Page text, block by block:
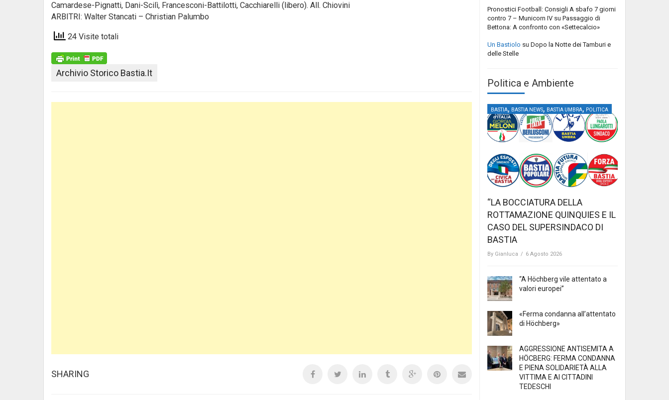
Camardese-Pignatti, Dani-Scilì, Francesconi-Battilotti, Cacchiarelli (libero). All. Chiovini
ARBITRI: Walter Stancati – Christian Palumbo
24 Visite totali
Archivio Storico Bastia.it
SHARING
Pronostici Football: Consigli A sbafo 7 giorni
contro 7 – Municorn IV su Passaggio di
Bettona: A confronto con «Settecalcio»
Un Bastiolo su Dopo la Notte dei Tamburi e
delle Stelle
Politica e Ambiente
BASTIA, BASTIA NEWS, BASTIA UMBRA, POLITICA
“LA BOCCIATURA DELLA
ROTTAMAZIONE QUINQUIES E IL
CASO DEL SUPERSINDACO DI
BASTIA
By Gianluca / 6 Agosto 2026
“A Höchberg vile attentato a
valori europei”
«Ferma condanna all’attentato
di Höchberg»
AGGRESSIONE ANTISEMITA A
HÖCBERG: FERMA CONDANNA
E PIENA SOLIDARIETÀ ALLA
VITTIMA E AI CITTADINI
TEDESCHI